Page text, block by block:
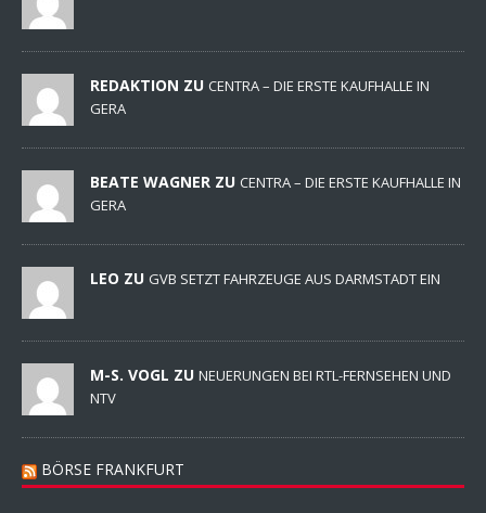
REDAKTION ZU CENTRA – DIE ERSTE KAUFHALLE IN
GERA
BEATE WAGNER ZU CENTRA – DIE ERSTE KAUFHALLE IN
GERA
LEO ZU GVB SETZT FAHRZEUGE AUS DARMSTADT EIN
M-S. VOGL ZU NEUERUNGEN BEI RTL-FERNSEHEN UND
NTV
BÖRSE FRANKFURT